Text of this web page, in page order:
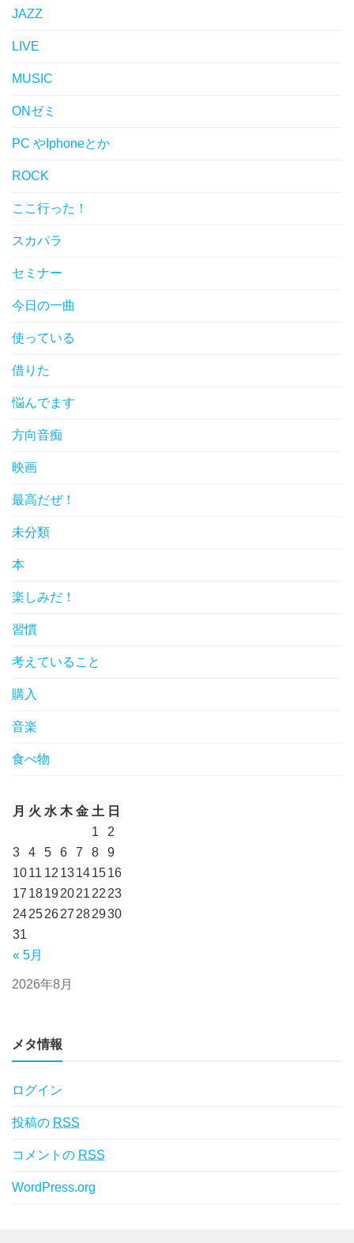
JAZZ
LIVE
MUSIC
ONゼミ
PC やIphoneとか
ROCK
ここ行った！
スカパラ
セミナー
今日の一曲
使っている
借りた
悩んでます
方向音痴
映画
最高だぜ！
未分類
本
楽しみだ！
習慣
考えていること
購入
音楽
食べ物
2026年8月
月 火 水 木 金 土 日
« 5月
1
2
3
4 5 6 7 8
9
1011 12 13141516
17 18192021 22 23
24252627 282930
31
メタ情報
ログイン
投稿の RSS
コメントの RSS
WordPress.org